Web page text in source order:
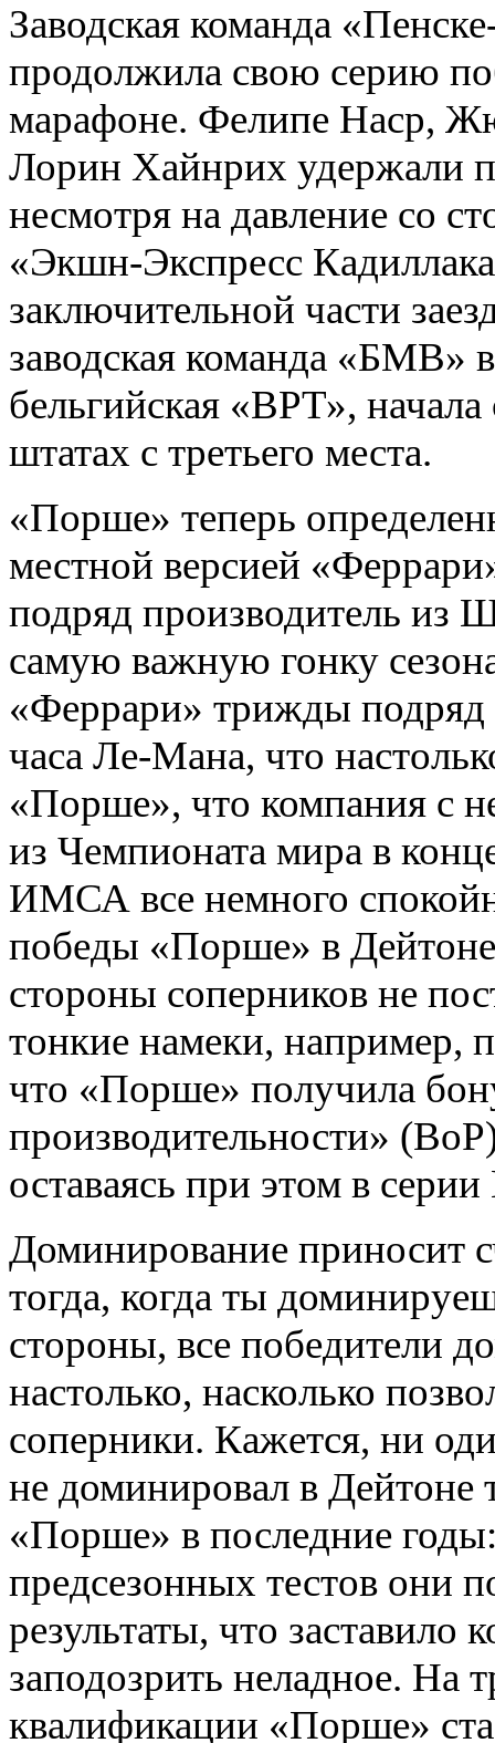
Заводская команда
продолжила свою серию
марафоне. Фелипе Наср,
Лорин Хайнрих удержали
несмотря на давление со
«Экшн-Экспресс
заключительной части
заводская команда
бельгийская «ВРТ»,
штатах с третьего места.
«Порше» теперь
местной версией
подряд производитель из
самую важную гонку
«Феррари» трижды
часа Ле-Мана, что
«Порше», что компания с
из Чемпионата мира в
ИМСА все немного
победы «Порше» в
стороны соперников не
тонкие намеки, например,
что «Порше» получила
производительности»
оставаясь при этом в
Доминирование приносит
тогда, когда ты
стороны, все победители
настолько, насколько
соперники. Кажется, ни
не доминировал в Дейтоне
«Порше» в последние
предсезонных тестов они
результаты, что заставило
заподозрить неладное. На
квалификации «Порше»